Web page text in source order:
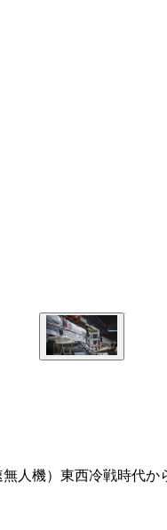
人機）東西冷戦時代か